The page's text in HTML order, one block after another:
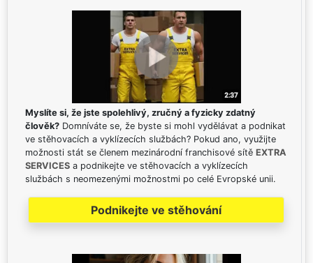
Myslíte si, že jste spolehlivý, zručný a fyzicky zdatný
člověk? Domníváte se, že byste si mohl vydělávat a podnikat
ve stěhovacích a vyklízecích službách? Pokud ano, využijte
možnosti stát se členem mezinárodní franchisové sítě EXTRA
SERVICES a podnikejte ve stěhovacích a vyklízecích
službách s neomezenými možnostmi po celé Evropské unii.
Podnikejte ve stěhování